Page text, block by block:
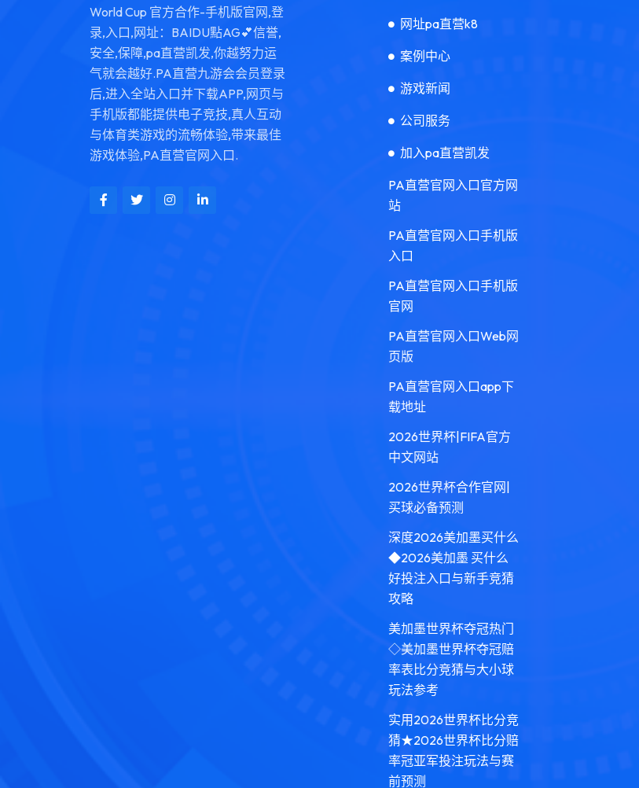
World Cup 官方合作-手机版官网,登
录,入口,网址：BAIDU點AG💕信誉,
安全,保障,pa直营凯发,你越努力运
气就会越好.PA直营九游会会员登录
后,进入全站入口并下载APP,网页与
手机版都能提供电子竞技,真人互动
与体育类游戏的流畅体验,带来最佳
游戏体验,PA直营官网入口.
网址pa直营k8
案例中心
游戏新闻
公司服务
加入pa直营凯发
PA直营官网入口官方网
站
PA直营官网入口手机版
入口
PA直营官网入口手机版
官网
PA直营官网入口Web网
页版
PA直营官网入口app下
载地址
2026世界杯|FIFA官方
中文网站
2026世界杯合作官网|
买球必备预测
深度2026美加墨买什么
◆2026美加墨 买什么
好投注入口与新手竞猜
攻略
美加墨世界杯夺冠热门
◇美加墨世界杯夺冠赔
率表比分竞猜与大小球
玩法参考
实用2026世界杯比分竞
猜★2026世界杯比分赔
率冠亚军投注玩法与赛
前预测